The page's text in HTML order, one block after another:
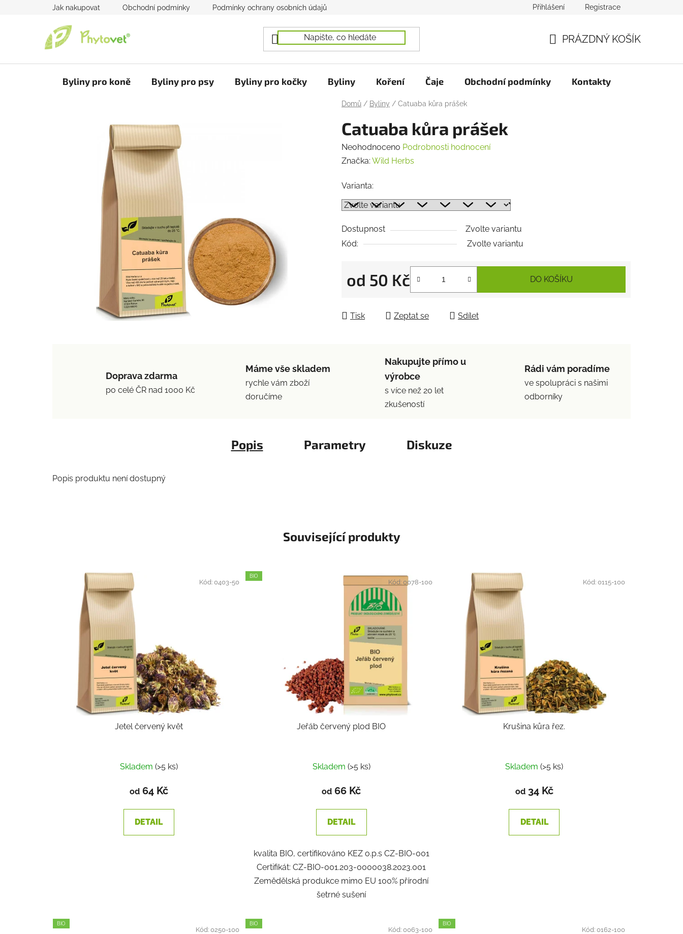
Jak nakupovat Obchodní podmínky Podmínky ochrany osobních údajů Přihlášení Registrace
KOŠÍK
PRÁZDNÝ KOŠÍK
Byliny pro koně Byliny pro psy Byliny pro kočky Byliny Koření Čaje Obchodní podmínky Kontakty
Domů / Byliny / Catuaba kůra prášek
Catuaba kůra prášek
Průměrné
hodnocení
je
0,0
5
hvězdiček.
Neohodnoceno Podrobnosti hodnocení
Značka: Wild Herbs
Varianta:
Dostupnost
Zvolte variantu
Kód:
Zvolte variantu
od 50 Kč DO KOŠÍKU
Tisk Zeptat se Sdílet
Doprava zdarma
po celé ČR nad 1000 Kč
Máme vše skladem
rychle vám zboží
doručíme
Nakupujte přímo u
výrobce
s více než 20 let
zkušeností
Rádi vám poradíme
ve spolupráci s našimi
odborníky
Popis Parametry Diskuze
Popis produktu není dostupný
Související produkty
Jetel červený květ
Skladem (>5 ks)
od64 Kč
DETAIL
Kód:0403-50
BIO
Jeřáb červený plod BIO
Skladem (>5 ks)
od 66 Kč
DETAIL
kvalita BIO, certifikováno KEZ o.p.s CZ-BIO-001
Certifikát: CZ-BIO-001.203-0000038.2023.001
Zemědělská produkce mimo EU 100% přírodní
šetrné sušení
Kód:0078-100
Krušina kůra řez.
Skladem(>5 ks)
od34 Kč
DETAIL
Kód:0115-100
BIO
Kód:0250-100
BIO
Kód:0063-100
BIO
Kód:0162-100